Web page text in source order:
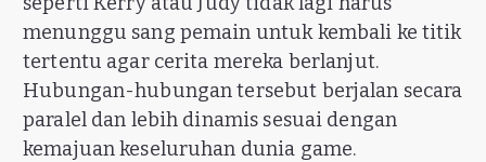
menunggu sang pemain untuk kembali ke titik
tertentu agar cerita mereka berlanjut.
Hubungan-hubungan tersebut berjalan secara
paralel dan lebih dinamis sesuai dengan
kemajuan keseluruhan dunia game.